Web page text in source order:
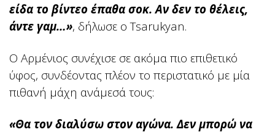
είδα το βίντεο έπαθα σοκ. Αν δεν το θέλεις,
άντε γαμ…», δήλωσε ο Tsarukyan.
Ο Αρμένιος συνέχισε σε ακόμα πιο επιθετικό
ύφος, συνδέοντας πλέον το περιστατικό με μία
πιθανή μάχη ανάμεσά τους:
«Θα τον διαλύσω στον αγώνα. Δεν μπορώ να